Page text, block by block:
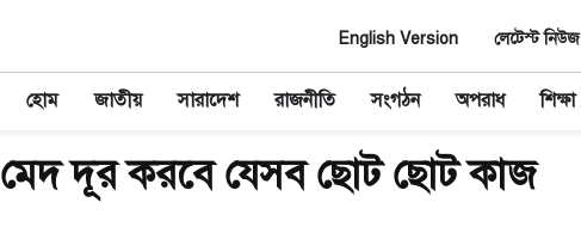
English Version লেটেস্ট নিউজ
হোম জাতীয় সারাদেশ রাজনীতি সংগঠন অপরাধ শিক্ষা
মেদ দূর করবে যেসব ছোট ছোট কাজ